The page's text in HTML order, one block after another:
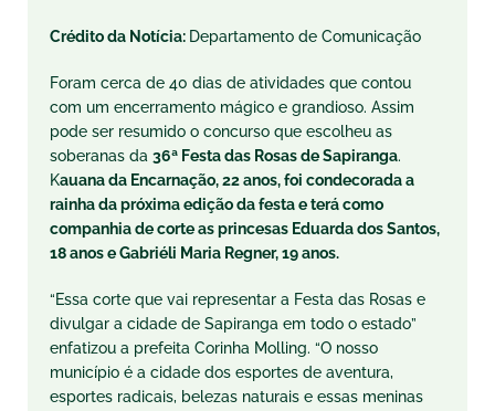
Crédito da Notícia: Departamento de Comunicação
Foram cerca de 40 dias de atividades que contou
com um encerramento mágico e grandioso. Assim
pode ser resumido o concurso que escolheu as
soberanas da 36ª Festa das Rosas de Sapiranga.
Kauana da Encarnação, 22 anos, foi condecorada a
rainha da próxima edição da festa e terá como
companhia de corte as princesas Eduarda dos Santos,
18 anos e Gabriéli Maria Regner, 19 anos.
“Essa corte que vai representar a Festa das Rosas e
divulgar a cidade de Sapiranga em todo o estado”
enfatizou a prefeita Corinha Molling. “O nosso
município é a cidade dos esportes de aventura,
esportes radicais, belezas naturais e essas meninas